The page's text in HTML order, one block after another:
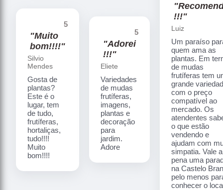
5
"Muito
bom!!!!"
Silvio
Mendes
Gosta de
plantas?
Este é o
lugar, tem
de tudo,
frutíferas,
hortaliças,
tudo!!!!
Muito
bom!!!!
5
"Adorei
!!!"
Eliete
Variedades
de mudas
frutíferas,
imagens,
plantas e
decoração
para
jardim.
Adore
!!!"
Luiz
Um paraíso
quem ama as
plantas. Em
de mudas
frutíferas tem
grande
com o preço
compatível ao
mercado. Os
atendentes
o que estão
vendendo e
ajudam com
simpatia. Vale a
pena uma
na Castelo
pelo menos
conhecer o